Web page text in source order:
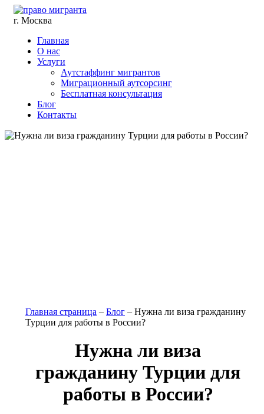
г. Москва
Главная
О нас
Услуги
Аутстаффинг мигрантов
Миграционный аутсорсинг
Бесплатная консультация
Блог
Контакты
Главная страница – Блог – Нужна ли виза гражданину
Турции для работы в России?
Нужна ли виза
гражданину Турции для
работы в России?